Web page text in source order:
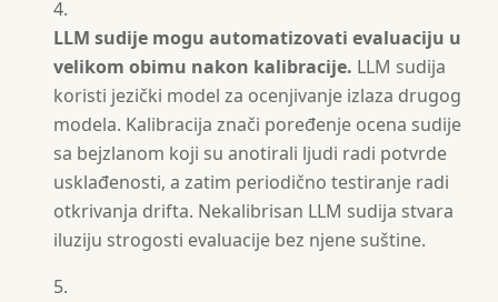
LLM sudije mogu automatizovati evaluaciju u
velikom obimu nakon kalibracije. LLM sudija
koristi jezički model za ocenjivanje izlaza drugog
modela. Kalibracija znači poređenje ocena sudije
sa bejzlanom koji su anotirali ljudi radi potvrde
usklađenosti, a zatim periodično testiranje radi
otkrivanja drifta. Nekalibrisan LLM sudija stvara
iluziju strogosti evaluacije bez njene suštine.